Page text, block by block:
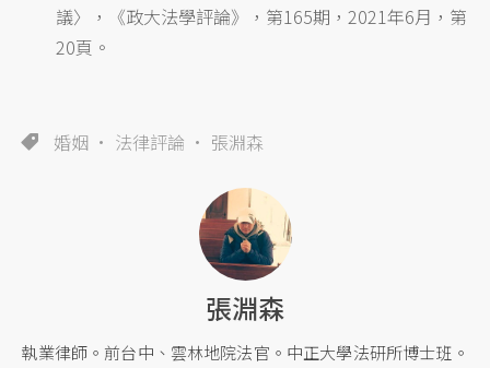
議〉，《政大法學評論》，第165期，2021年6月，第
20頁。
婚姻 法律評論 張淵森
張淵森
執業律師。前台中、雲林地院法官。中正大學法研所博士班。